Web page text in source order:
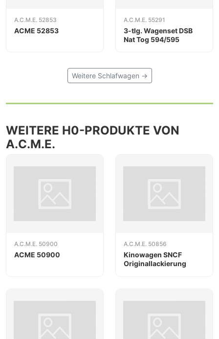
A.C.M.E. 52853
ACME 52853
A.C.M.E. 55291
3-tlg. Wagenset DSB
Nat Tog 594/595
Weitere Schlafwagen →
WEITERE H0-PRODUKTE VON
A.C.M.E.
A.C.M.E. 50900
ACME 50900
A.C.M.E. 50856
Kinowagen SNCF
Originallackierung